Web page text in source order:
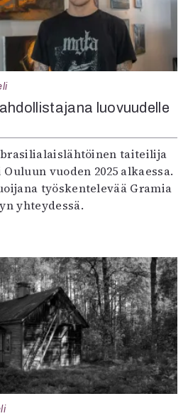
luovuudelle
taiteilija
vuoden 2025 alkaessa.
työskentelevää Gramia
yhteydessä.